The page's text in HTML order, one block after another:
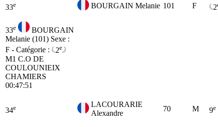
33e BOURGAIN Melanie 101 F 2
33e
BOURGAIN
Melanie (101) Sexe :
F - Catégorie :
2e
M1 C.O DE
COULOUNIEIX
CHAMIERS
00:47:51
34e
LACOURARIE
Alexandre
70 M 9e